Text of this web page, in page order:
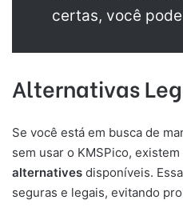
certas, você
Alternativas
Se você está em busca de
sem usar o KMSPico, existem
alternatives disponíveis.
seguras e legais, evitando